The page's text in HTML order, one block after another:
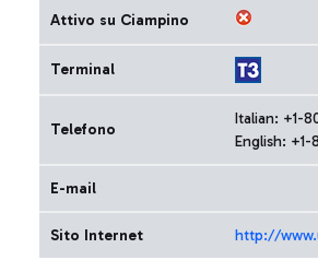
Attivo su Ciampino
Terminal
Telefono
Italian: +1-
English:
E-mail
Sito Internet http://